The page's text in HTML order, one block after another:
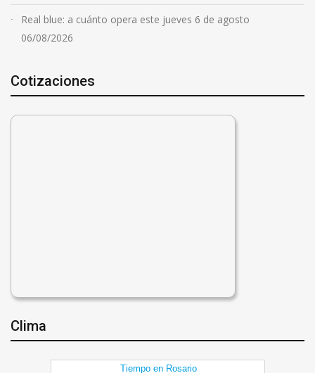
Real blue: a cuánto opera este jueves 6 de agosto
06/08/2026
Cotizaciones
Clima